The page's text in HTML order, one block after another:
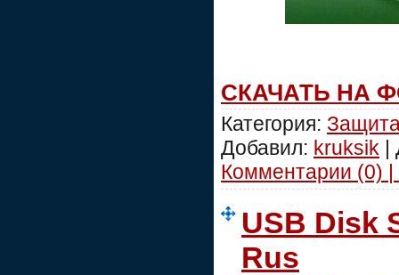
СКАЧАТЬ НА
Категория:
Добавил: kruksik |
Комментарии (0) |
USB Disk
Rus